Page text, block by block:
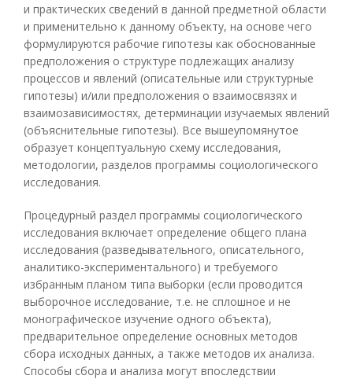
и практических сведений в данной предметной области
и применительно к данному объекту, на основе чего
формулируются рабочие гипотезы как обоснованные
предположения о структуре подлежащих анализу
процессов и явлений (описательные или структурные
гипотезы) и/или предположения о взаимосвязях и
взаимозависимостях, детерминации изучаемых явлений
(объяснительные гипотезы). Все вышеупомянутое
образует концептуальную схему исследования,
методологии, разделов программы социологического
исследования.
Процедурный раздел программы социологического
исследования включает определение общего плана
исследования (разведывательного, описательного,
аналитико-экспериментального) и требуемого
избранным планом типа выборки (если проводится
выборочное исследование, т.е. не сплошное и не
монографическое изучение одного объекта),
предварительное определение основных методов
сбора исходных данных, а также методов их анализа.
Способы сбора и анализа могут впоследствии